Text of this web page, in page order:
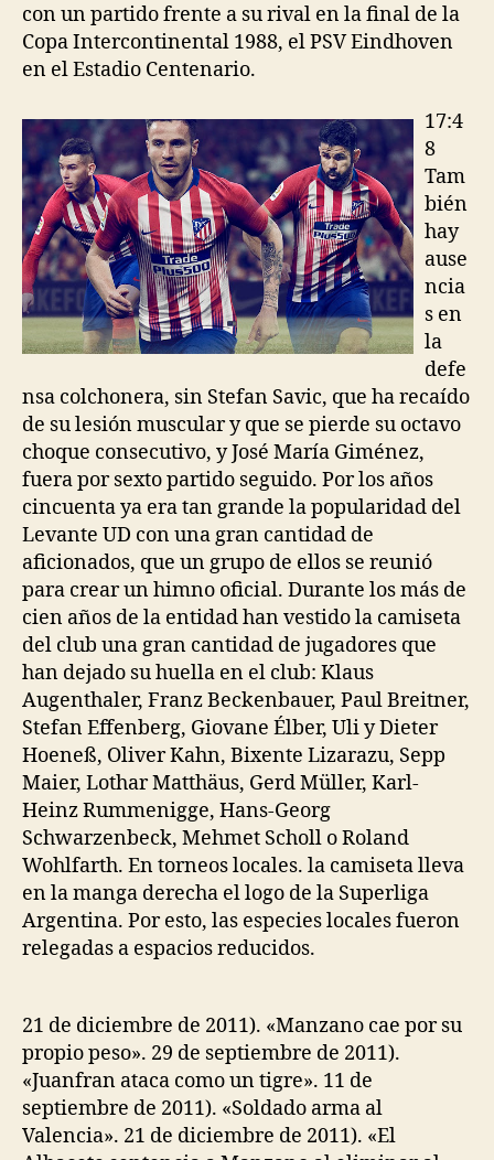
con un partido frente a su rival en la final de la
Copa Intercontinental 1988, el PSV Eindhoven
en el Estadio Centenario.
17:4
8
Tam
bién
hay
ause
ncia
s en
la
defe
nsa colchonera, sin Stefan Savic, que ha recaído
de su lesión muscular y que se pierde su octavo
choque consecutivo, y José María Giménez,
fuera por sexto partido seguido. Por los años
cincuenta ya era tan grande la popularidad del
Levante UD con una gran cantidad de
aficionados, que un grupo de ellos se reunió
para crear un himno oficial. Durante los más de
cien años de la entidad han vestido la camiseta
del club una gran cantidad de jugadores que
han dejado su huella en el club: Klaus
Augenthaler, Franz Beckenbauer, Paul Breitner,
Stefan Effenberg, Giovane Élber, Uli y Dieter
Hoeneß, Oliver Kahn, Bixente Lizarazu, Sepp
Maier, Lothar Matthäus, Gerd Müller, Karl-
Heinz Rummenigge, Hans-Georg
Schwarzenbeck, Mehmet Scholl o Roland
Wohlfarth. En torneos locales. la camiseta lleva
en la manga derecha el logo de la Superliga
Argentina. Por esto, las especies locales fueron
relegadas a espacios reducidos.
21 de diciembre de 2011). «Manzano cae por su
propio peso». 29 de septiembre de 2011).
«Juanfran ataca como un tigre». 11 de
septiembre de 2011). «Soldado arma al
Valencia». 21 de diciembre de 2011). «El